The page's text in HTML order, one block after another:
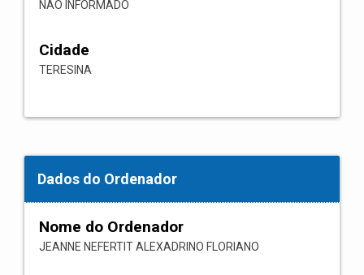
NAO INFORMADO
Cidade
TERESINA
Dados do Ordenador
Nome do Ordenador
JEANNE NEFERTIT ALEXADRINO FLORIANO